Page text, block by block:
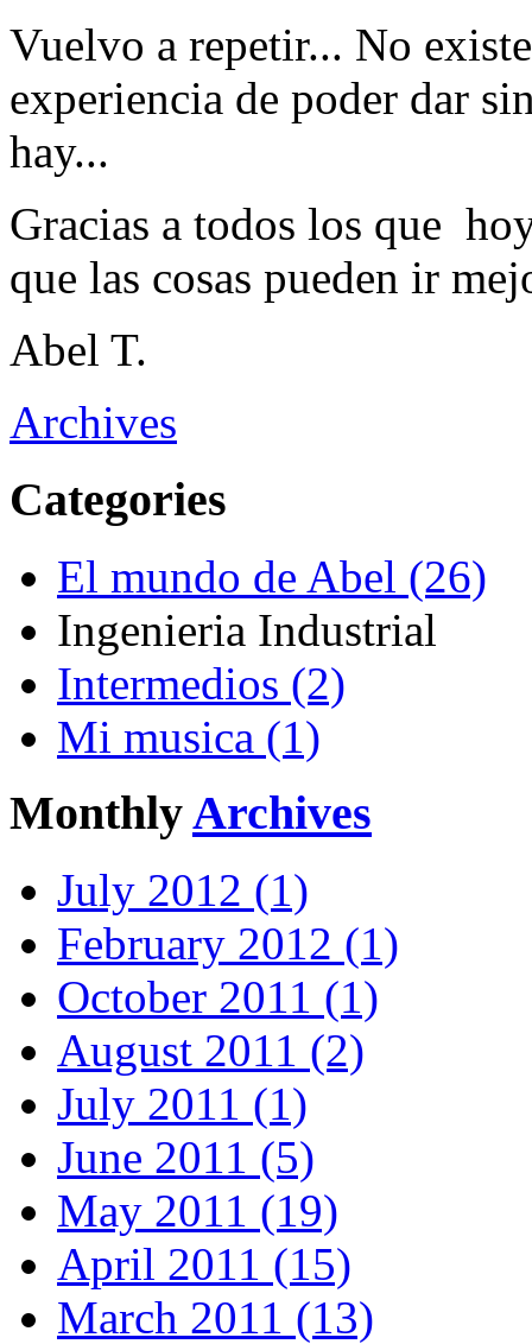
Vuelvo a repetir... No
experiencia de poder dar
hay...
Gracias a todos los que
que las cosas pueden ir
Abel T.
Archives
Categories
El mundo de Abel (26)
Ingenieria Industrial
Intermedios (2)
Mi musica (1)
MonthlyArchives
July 2012 (1)
February 2012 (1)
October 2011 (1)
August 2011 (2)
July 2011 (1)
June 2011 (5)
May 2011 (19)
April 2011 (15)
March 2011 (13)